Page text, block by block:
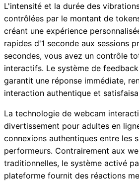
L'intensité et la durée des
contrôlées par le montant de
créant une expérience
rapides d'1 seconde aux sessions
secondes, vous avez un contrôle
interactifs. Le système de
garantit une réponse immédiate,
interaction authentique et
La technologie de webcam
divertissement pour adultes en
connexions authentiques entre les
performeurs. Contrairement aux
traditionnelles, le système activé
plateforme fournit des réactions